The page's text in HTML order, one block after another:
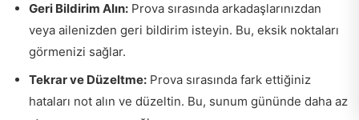
Geri Bildirim Alın: Prova sırasında arkadaşlarınızdan
veya ailenizden geri bildirim isteyin. Bu, eksik noktaları
görmenizi sağlar.
Tekrar ve Düzeltme: Prova sırasında fark ettiğiniz
hataları not alın ve düzeltin. Bu, sunum gününde daha az